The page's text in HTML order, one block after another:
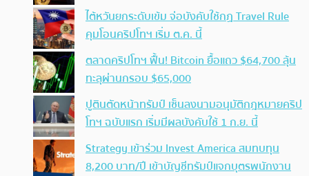
ไต้หวันยกระดับเข้ม จ่อบังคับใช้กฏ Travel Rule
คุมโอนคริปโทฯ เริ่ม ต.ค. นี้
ตลาดคริปโทฯ ฟื้น! Bitcoin ยื้อแถว $64,700 ลุ้น
ทะลุผ่านกรอบ $65,000
ปูตินตัดหน้าทรัมป์ เซ็นลงนามอนุมัติกฎหมายคริป
โทฯ ฉบับแรก เริ่มมีผลบังคับใช้ 1 ก.ย. นี้
Strategy เข้าร่วม Invest America สมทบทุน
8,200 บาท/ปี เข้าบัญชีทรัมป์แจกบุตรพนักงาน